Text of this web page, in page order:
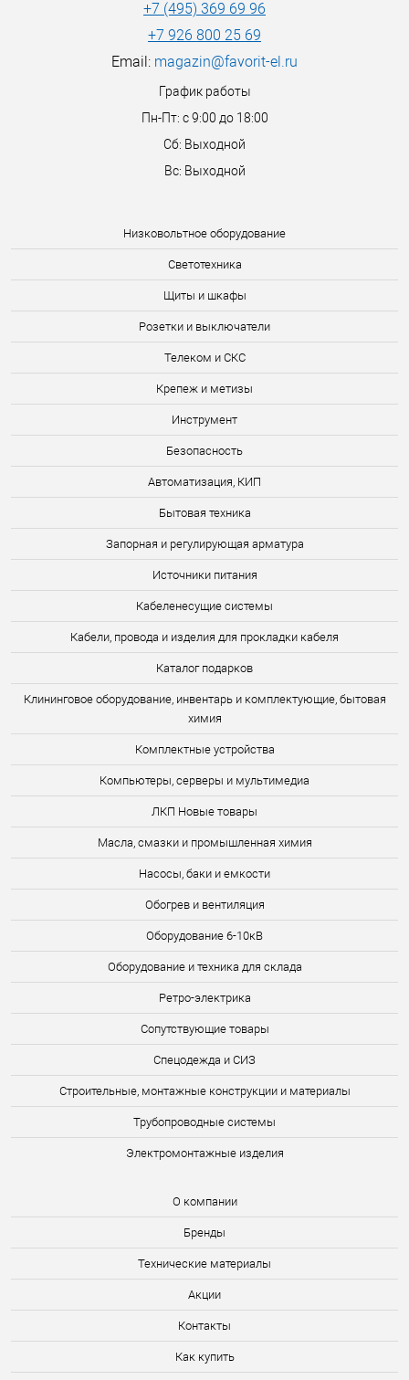
Низковольтное оборудование
Светотехника
Щиты и шкафы
Розетки и выключатели
Телеком и СКС
Крепеж и метизы
Инструмент
Безопасность
Автоматизация, КИП
Бытовая техника
Запорная и регулирующая арматура
Источники питания
Кабеленесущие системы
Кабели, провода и изделия для прокладки кабеля
Каталог подарков
Клининговое оборудование, инвентарь и комплектующие, бытовая
химия
Комплектные устройства
Компьютеры, серверы и мультимедиа
ЛКП Новые товары
Масла, смазки и промышленная химия
Насосы, баки и емкости
Обогрев и вентиляция
Оборудование 6-10кВ
Оборудование и техника для склада
Ретро-электрика
Сопутствующие товары
Спецодежда и СИЗ
Строительные, монтажные конструкции и материалы
Трубопроводные системы
Электромонтажные изделия
О компании
Бренды
Технические материалы
Акции
Контакты
Как купить
+7 (495) 369 69 96
+7 926 800 25 69
Email: magazin@favorit-el.ru
График работы
Пн-Пт: с 9:00 до 18:00
Сб: Выходной
Вс: Выходной